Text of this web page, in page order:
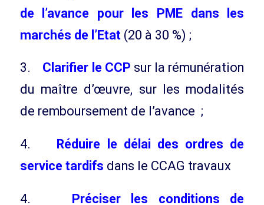
de l’avance pour les PME dans les
marchés de l’Etat(20 à 30 %) ;
3. Clarifier le CCP sur la rémunération
du maître d’œuvre, sur les modalités
de remboursement de l’avance ;
4. Réduire le délai des ordres de
service tardifs dans le CCAG travaux
4. Préciser les conditions de